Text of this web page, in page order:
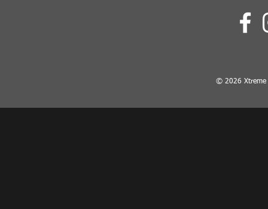
© 2026 Xtreme